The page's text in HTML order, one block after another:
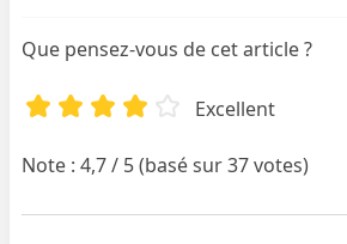
Que pensez-vous de cet article ?
Excellent
Note : 4,7 / 5 (basé sur 37 votes)